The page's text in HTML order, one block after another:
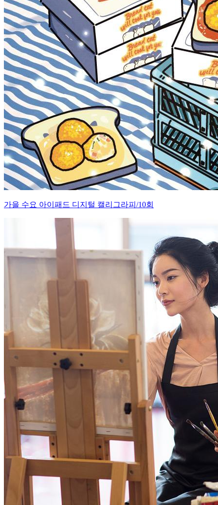
가을 수요 아이패드 디지털 캘리그라피/10회